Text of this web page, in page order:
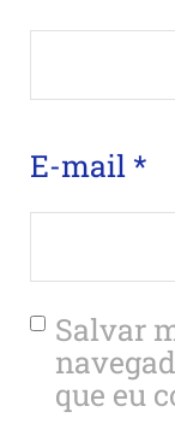
E-mail *
Salvar
que eu